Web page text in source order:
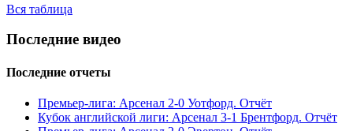
Вся таблица
Последние видео
Последние отчеты
Премьер-лига: Арсенал 2-0 Уотфорд. Отчёт
Кубок английской лиги: Арсенал 3-1 Брентфорд. Отчёт